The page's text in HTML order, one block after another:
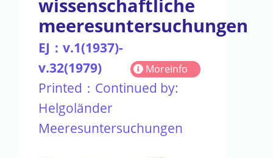
wissenschaftliche
meeresuntersuchungen
EJ：v.1(1937)-
v.32(1979)
Moreinfo
Printed：Continued by:
Helgoländer
Meeresuntersuchungen